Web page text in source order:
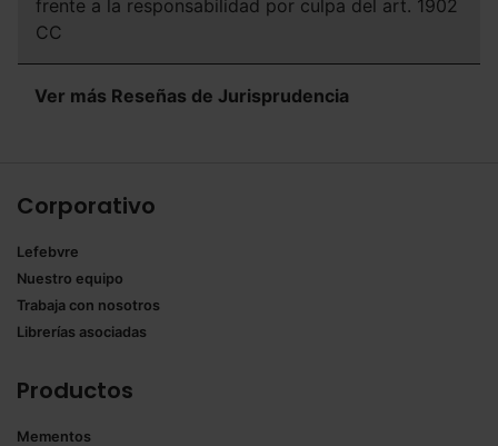
frente a la responsabilidad por culpa del art. 1902
CC
Ver más Reseñas de Jurisprudencia
Corporativo
Lefebvre
Nuestro equipo
Trabaja con nosotros
Librerías asociadas
Productos
Mementos